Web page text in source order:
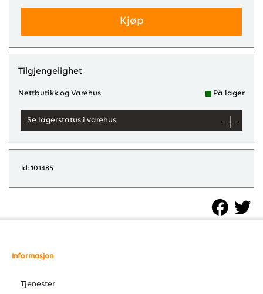
Kjøp
Tilgjengelighet
Nettbutikk og Varehus På lager
Se lagerstatus i varehus
Id: 101485
Informasjon
Tjenester